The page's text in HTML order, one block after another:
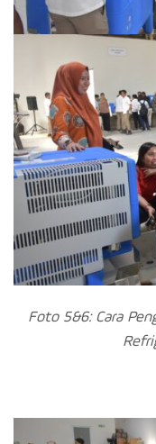
Foto 5&6: Cara